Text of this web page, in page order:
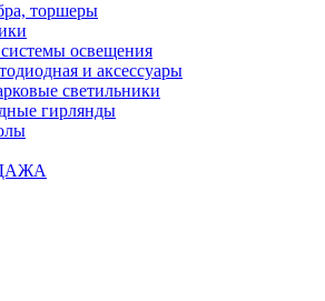
торшеры
освещения
и аксессуары
светильники
гирлянды